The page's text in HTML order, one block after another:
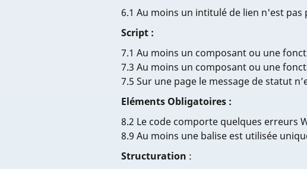
6.1 Au moins un intitulé de lien n'est pas
Script :
7.1 Au moins un composant ou une
7.3 Au moins un composant ou une
7.5 Sur une page le message de statut
Eléments Obligatoires :
8.2 Le code comporte quelques erreurs
8.9 Au moins une balise est utilisée
Structuration :